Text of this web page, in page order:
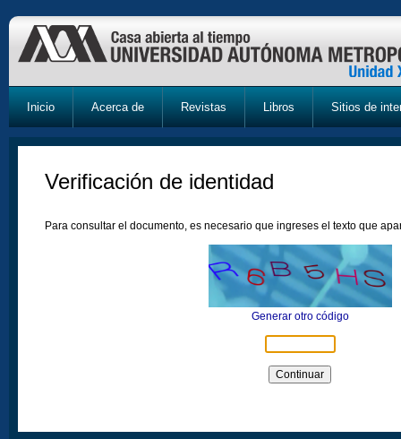
Inicio Acerca de Revistas Libros Sitios de
Verificación de identidad
Para consultar el documento, es necesario que ingreses el texto que
Generar otro código